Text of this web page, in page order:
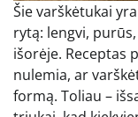
Šie varškėtukai
rytą: lengvi,
išorėje. Receptas
nulemia, ar
formą. Toliau –